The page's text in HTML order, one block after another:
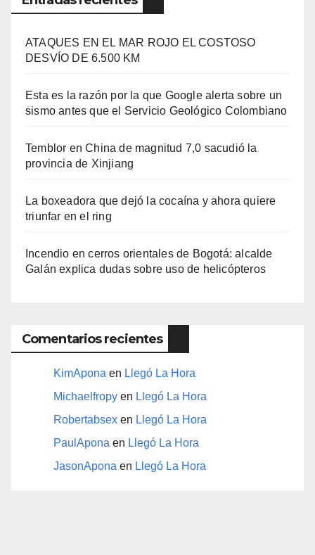
ATAQUES EN EL MAR ROJO EL COSTOSO
DESVÍO DE 6.500 KM
Esta es la razón por la que Google alerta sobre un
sismo antes que el Servicio Geológico Colombiano
Temblor en China de magnitud 7,0 sacudió la
provincia de Xinjiang
La boxeadora que dejó la cocaína y ahora quiere
triunfar en el ring​
Incendio en cerros orientales de Bogotá: alcalde
Galán explica dudas sobre uso de helicópteros
Comentarios recientes
KimApona en Llegó La Hora
Michaelfropy en Llegó La Hora
Robertabsex en Llegó La Hora
PaulApona en Llegó La Hora
JasonApona en Llegó La Hora